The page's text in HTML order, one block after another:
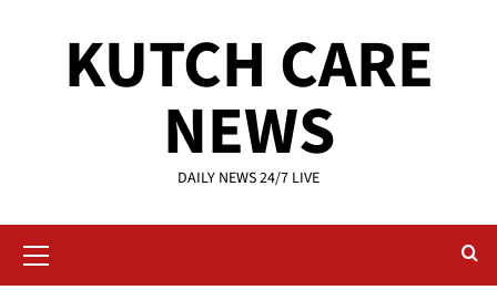
KUTCH CARE
NEWS
DAILY NEWS 24/7 LIVE
Menu